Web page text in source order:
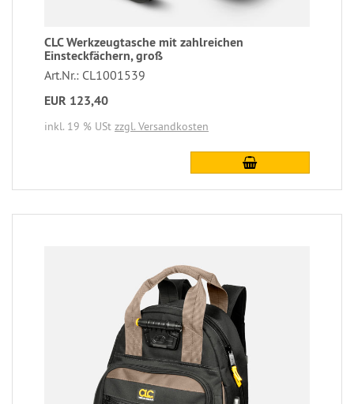
CLC Werkzeugtasche mit zahlreichen
Einsteckfächern, groß
Art.Nr.: CL1001539
EUR 123,40
inkl. 19 % USt zzgl. Versandkosten